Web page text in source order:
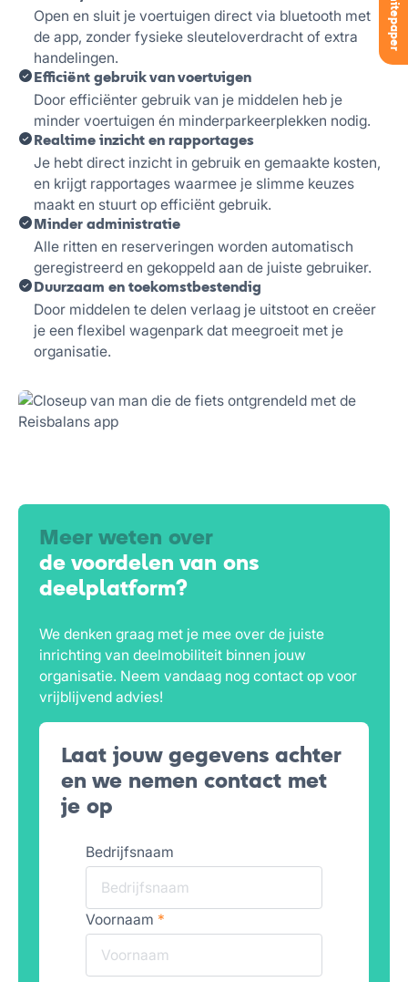
Open en sluit je voertuigen direct via bluetooth met
de app, zonder fysieke sleuteloverdracht of extra
handelingen.
Efficiënt gebruik van voertuigen
Door efficiënter gebruik van je middelen heb je
minder voertuigen én minderparkeerplekken nodig.
Realtime inzicht en rapportages
Je hebt direct inzicht in gebruik en gemaakte kosten,
en krijgt rapportages waarmee je slimme keuzes
maakt en stuurt op efficiënt gebruik.
Minder administratie
Alle ritten en reserveringen worden automatisch
geregistreerd en gekoppeld aan de juiste gebruiker.
Duurzaam en toekomstbestendig
Door middelen te delen verlaag je uitstoot en creëer
je een flexibel wagenpark dat meegroeit met je
organisatie.
Meer weten over
de voordelen van ons
deelplatform?
We denken graag met je mee over de juiste
inrichting van deelmobiliteit binnen jouw
organisatie. Neem vandaag nog contact op voor
vrijblijvend advies!
Laat jouw gegevens achter
en we nemen contact met
je op
Bedrijfsnaam
Voornaam *